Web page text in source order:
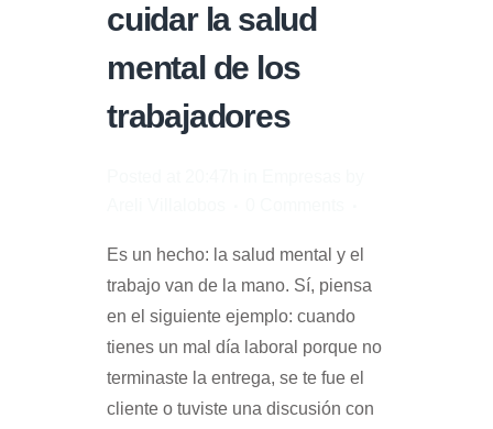
cuidar la salud
mental de los
trabajadores
Es un hecho: la salud mental y el
trabajo van de la mano. Sí, piensa
en el siguiente ejemplo: cuando
tienes un mal día laboral porque no
terminaste la entrega, se te fue el
cliente o tuviste una discusión con